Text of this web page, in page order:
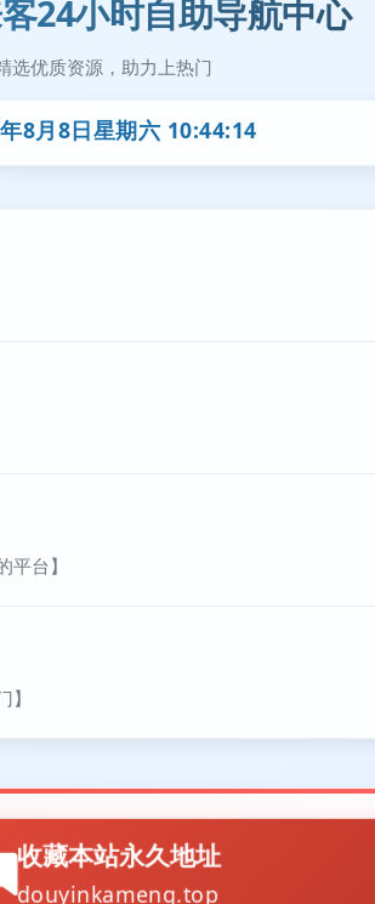
24小时自助导航中心
选优质资源，助力上热门
8月8日星期六 10:44:15
平台】
收藏本站永久地址
douyinkameng.top